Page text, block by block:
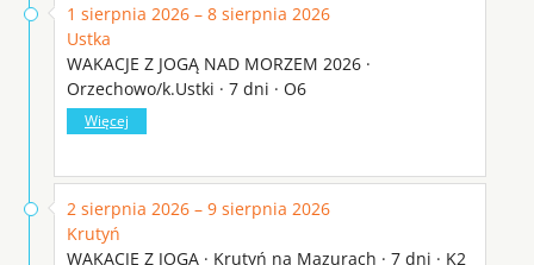
1 sierpnia 2026 – 8 sierpnia 2026
Ustka
WAKACJE Z JOGĄ NAD MORZEM 2026 ·
Orzechowo/k.Ustki · 7 dni · O6
Więcej
2 sierpnia 2026 – 9 sierpnia 2026
Krutyń
WAKACJE Z JOGĄ · Krutyń na Mazurach · 7 dni · K2